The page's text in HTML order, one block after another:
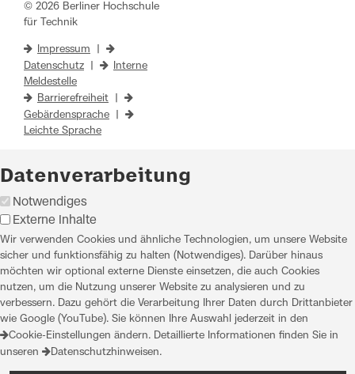
© 2026 Berliner Hochschule
für Technik
Impressum
Datenschutz
Interne
Meldestelle
Barrierefreiheit
Gebärdensprache
Leichte Sprache
Datenverarbeitung
Notwendiges
Externe Inhalte
Wir verwenden Cookies und ähnliche Technologien, um unsere Website
sicher und funktionsfähig zu halten (Notwendiges). Darüber hinaus
möchten wir optional externe Dienste einsetzen, die auch Cookies
nutzen, um die Nutzung unserer Website zu analysieren und zu
verbessern. Dazu gehört die Verarbeitung Ihrer Daten durch Drittanbieter
wie Google (YouTube). Sie können Ihre Auswahl jederzeit in den
Cookie-Einstellungen ändern. Detaillierte Informationen finden Sie in
unseren
Datenschutzhinweisen.